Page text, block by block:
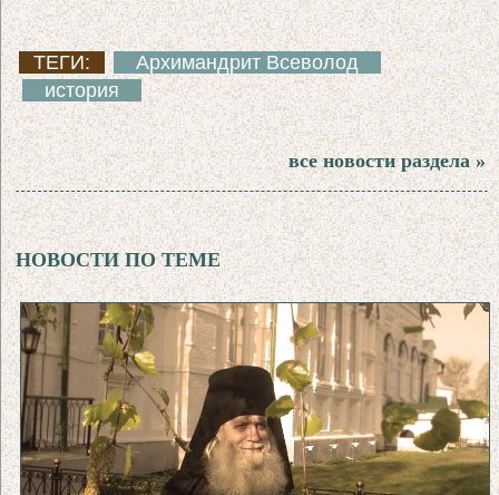
ТЕГИ:
Архимандрит Всеволод
история
все новости раздела »
НОВОСТИ ПО ТЕМЕ